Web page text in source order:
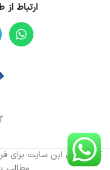
ارتباط
کلیه حقوق این سایت برای